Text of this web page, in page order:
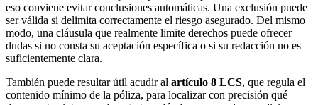
eso conviene evitar conclusiones automáticas. Una exclusión puede
ser válida si delimita correctamente el riesgo asegurado. Del mismo
modo, una cláusula que realmente limite derechos puede ofrecer
dudas si no consta su aceptación específica o si su redacción no es
suficientemente clara.
También puede resultar útil acudir al artículo 8 LCS, que regula el
contenido mínimo de la póliza, para localizar con precisión qué